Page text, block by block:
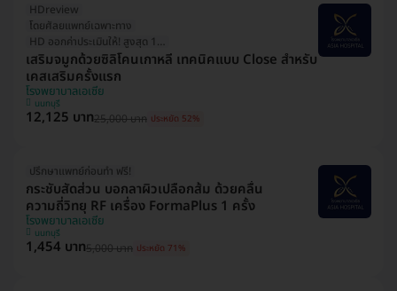
HDreview
โดยศัลยแพทย์เฉพาะทาง
HD ออกค่าประเมินให้! สูงสุด 1500 บ.
เสริมจมูกด้วยซิลิโคนเกาหลี เทคนิคแบบ Close สำหรับ
เคสเสริมครั้งแรก
โรงพยาบาลเอเซีย
นนทบุรี
12,125 บาท25,000 บาท ประหยัด 52%
ปรึกษาแพทย์ก่อนทำ ฟรี!
กระชับสัดส่วน บอกลาผิวเปลือกส้ม ด้วยคลื่น
ความถี่วิทยุ RF เครื่อง FormaPlus 1 ครั้ง
โรงพยาบาลเอเซีย
นนทบุรี
1,454 บาท5,000 บาท ประหยัด 71%